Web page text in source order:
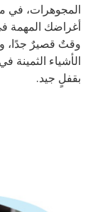
المجوهرات،
أغراضك المهمة
وقتٌ قصيرٌ جدًا،
الأشياء الثمينة
بقفلٍ جيد.